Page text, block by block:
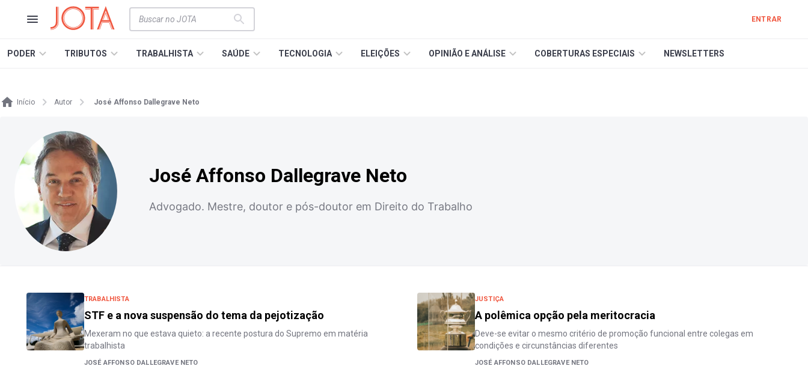
ENTRAR
PODER TRIBUTOS TRABALHISTA SAÚDE TECNOLOGIA ELEIÇÕES OPINIÃO E ANÁLISE COBERTURAS ESPECIAIS NEWSLETTERS
Início Autor José Affonso Dallegrave Neto
José Affonso Dallegrave Neto
Advogado. Mestre, doutor e pós-doutor em Direito do Trabalho
TRABALHISTA
STF e a nova suspensão do tema da pejotização
Mexeram no que estava quieto: a recente postura do Supremo em matéria
trabalhista
JOSÉ AFFONSO DALLEGRAVE NETO
JUSTIÇA
A polêmica opção pela meritocracia
Deve-se evitar o mesmo critério de promoção funcional entre colegas em
condições e circunstâncias diferentes
JOSÉ AFFONSO DALLEGRAVE NETO